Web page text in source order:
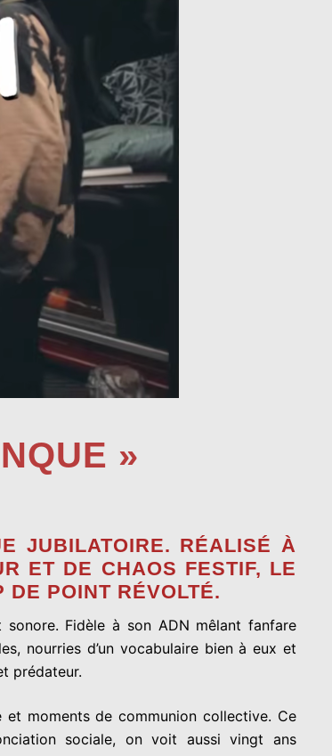
»
JUBILATOIRE. RÉALISÉ À
ET DE CHAOS FESTIF, LE
DE POINT RÉVOLTÉ.
Fidèle à son ADN mêlant fanfare
nourries d’un vocabulaire bien à eux et
prédateur.
et moments de communion collective. Ce
sociale, on voit aussi vingt ans